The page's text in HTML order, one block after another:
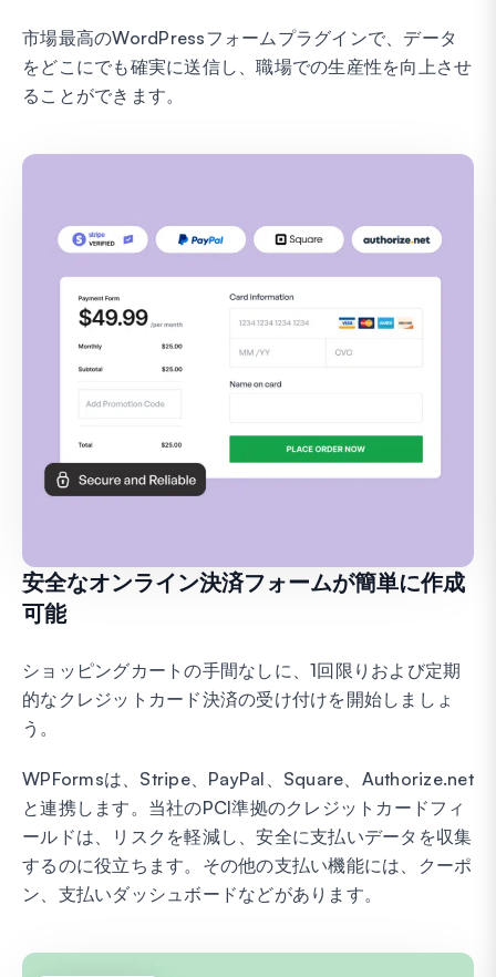
市場最高のWordPressフォームプラグインで、データ
をどこにでも確実に送信し、職場での生産性を向上させ
ることができます。
安全なオンライン決済フォームが簡単に作成
可能
ショッピングカートの手間なしに、1回限りおよび定期
的なクレジットカード決済の受け付けを開始しましょ
う。
WPFormsは、Stripe、PayPal、Square、Authorize.net
と連携します。当社のPCI準拠のクレジットカードフィ
ールドは、リスクを軽減し、安全に支払いデータを収集
するのに役立ちます。その他の支払い機能には、クーポ
ン、支払いダッシュボードなどがあります。